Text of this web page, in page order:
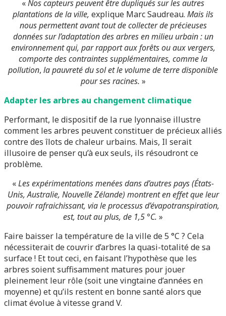
«Nos capteurs peuvent être dupliqués sur les autres
plantations de la ville, explique Marc Saudreau. Mais ils
nous permettent avant tout de collecter de précieuses
données sur l’adaptation des arbres en milieu urbain : un
environnement qui, par rapport aux forêts ou aux vergers,
comporte des contraintes supplémentaires, comme la
pollution, la pauvreté du sol et le volume de terre disponible
pour ses racines. »
Adapter les arbres au changement climatique
Performant, le dispositif de la rue lyonnaise illustre
comment les arbres peuvent constituer de précieux alliés
contre des îlots de chaleur urbains. Mais, Il serait
illusoire de penser qu’à eux seuls, ils résoudront ce
problème.
«Les expérimentations menées dans d’autres pays (États-
Unis, Australie, Nouvelle Zélande) montrent en effet que leur
pouvoir rafraichissant, via le processus d’évapotranspiration,
est, tout au plus, de 1,5 °C. »
Faire baisser la température de la ville de 5 °C ? Cela
nécessiterait de couvrir d’arbres la quasi-totalité de sa
surface ! Et tout ceci, en faisant l’hypothèse que les
arbres soient suffisamment matures pour jouer
pleinement leur rôle (soit une vingtaine d’années en
moyenne) et qu’ils restent en bonne santé alors que
climat évolue à vitesse grand V.